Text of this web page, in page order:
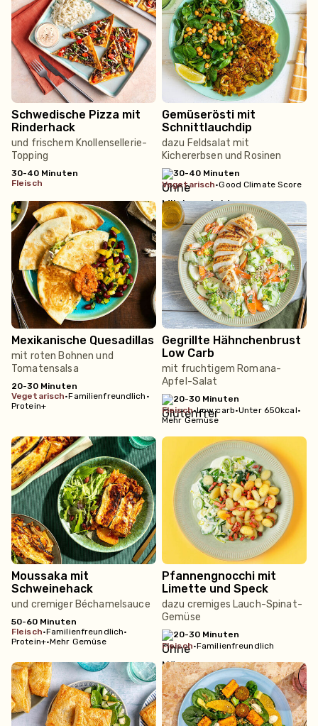
Schwedische Pizza mit
Rinderhack
und frischem Knollensellerie-
Topping
30-40 Minuten
fleisch
Gemüserösti mit
Schnittlauchdip
dazu Feldsalat mit
Kichererbsen und Rosinen
30-40 Minuten
vegetarisch•Good Climate Score
Mexikanische Quesadillas
mit roten Bohnen und
Tomatensalsa
20-30 Minuten
vegetarisch•Familienfreundlich •
Protein+
Gegrillte Hähnchenbrust
Low Carb
mit fruchtigem Romana-
Apfel-Salat
20-30 Minuten
fleisch•Low carb•Unter 650kcal•
Mehr Gemüse
Moussaka mit
Schweinehack
und cremiger Béchamelsauce
50-60 Minuten
fleisch•Familienfreundlich•
Protein+•Mehr Gemüse
Pfannengnocchi mit
Limette und Speck
dazu cremiges Lauch-Spinat-
Gemüse
20-30 Minuten
fleisch•Familienfreundlich